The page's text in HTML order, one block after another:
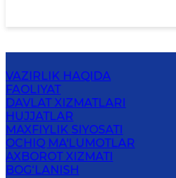
VAZIRLIK HAQIDA
FAOLIYAT
DAVLAT XIZMATLARI
HUJJATLAR
MAXFIYLIK SIYOSATI
OCHIQ MA'LUMOTLAR
AXBOROT XIZMATI
BOG‘LANISH